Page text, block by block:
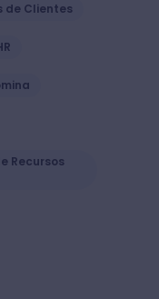
de Clientes
Recursos